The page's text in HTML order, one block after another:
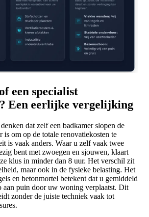
een specialist
Een eerlijke vergelijking
dat zelf een badkamer slopen de
is om op de totale renovatiekosten te
is vaak anders. Waar u zelf vaak twee
bent met zwoegen en sjouwen, klaart
klus in minder dan 8 uur. Het verschil zit
maar ook in de fysieke belasting. Het
en betonmortel betekent dat u gemiddeld
aan puin door uw woning verplaatst. Dit
zonder de juiste techniek vaak tot